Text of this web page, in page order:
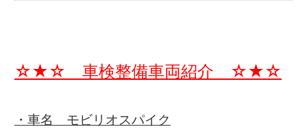
☆★☆ 車検整備車両紹介 ☆★☆
・車名 モビリオスパイク